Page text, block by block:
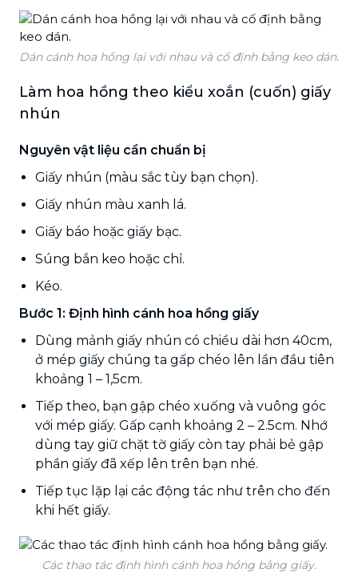
Dán cánh hoa hồng lại với nhau và cố định bằng keo dán.
Làm hoa hồng theo kiểu xoắn (cuốn) giấy
nhún
Nguyên vật liệu cần chuẩn bị
Giấy nhún (màu sắc tùy bạn chọn).
Giấy nhún màu xanh lá.
Giấy báo hoặc giấy bạc.
Súng bắn keo hoặc chỉ.
Kéo.
Bước 1: Định hình cánh hoa hồng giấy
Dùng mảnh giấy nhún có chiều dài hơn 40cm,
ở mép giấy chúng ta gấp chéo lên lần đầu tiên
khoảng 1 – 1,5cm.
Tiếp theo, bạn gập chéo xuống và vuông góc
với mép giấy. Gấp cạnh khoảng 2 – 2.5cm. Nhớ
dùng tay giữ chặt tờ giấy còn tay phải bẻ gập
phần giấy đã xếp lên trên bạn nhé.
Tiếp tục lặp lại các động tác như trên cho đến
khi hết giấy.
Các thao tác định hình cánh hoa hồng bằng giấy.